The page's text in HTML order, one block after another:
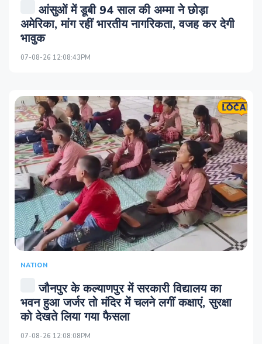
आंसुओं में डूबी 94 साल की अम्मा ने छोड़ा
अमेर‍िका, मांग रहीं भारतीय नागरिकता, वजह कर देगी
भावुक
07-08-26 12:08:43PM
NATION
जौनपुर के कल्याणपुर में सरकारी विद्यालय का
भवन हुआ जर्जर तो मंदिर में चलने लगीं कक्षाएं, सुरक्षा
को देखते लिया गया फैसला
07-08-26 12:08:08PM